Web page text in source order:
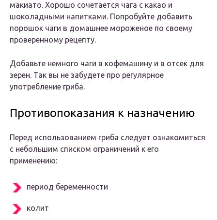
макиато. Хорошо сочетается чага с какао и
шоколадными напитками. Попробуйте добавить
порошок чаги в домашнее мороженое по своему
проверенному рецепту.
Добавьте немного чаги в кофемашину и в отсек для
зерен. Так вы не забудете про регулярное
употребление гриба.
Противопоказания к назначению
Перед использованием гриба следует ознакомиться
с небольшим списком ограничений к его
применению:
период беременности
колит